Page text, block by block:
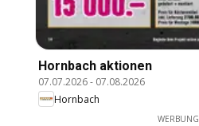
Hornbach aktionen
07.07.2026- 07.08.2026
Hornbach
WERBUNG